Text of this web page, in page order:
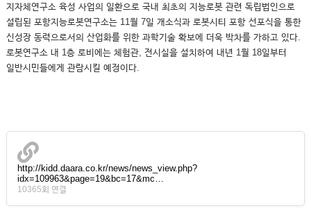
지자체연구소 육성 사업의 일환으로 국내 최초의 지능로봇 관련 독립법인으로
설립된 포항지능로봇연구소는 11월 7일 개소식과 로봇시티 포항 선포식을 통한
신성장 동력으로서의 산업화를 위한 과학기술 확보에 더욱 박차를 가하고 있다.
로봇연구소 내 1층 로비에는 체험관, 전시실을 설치하여 내년 1월 18일부터
일반시민들에게 관람시킬 예정이다.
http://kidd.daara.co.kr/news/news_view.php?
idx=109963&page=19&bc=17&mc…
10365회 연결